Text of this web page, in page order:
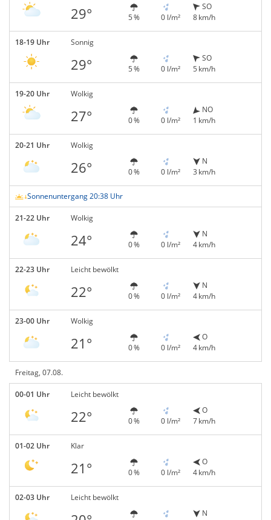
29° 5 % 0 l/m²
SO
8 km/h
18-19 Uhr Sonnig
29° 5 % 0 l/m²
SO
5 km/h
19-20 Uhr Wolkig
27° 0 % 0 l/m²
NO
1 km/h
20-21 Uhr Wolkig
26° 0 % 0 l/m²
N
3 km/h
Sonnenuntergang 20:38 Uhr
21-22 Uhr Wolkig
24° 0 % 0 l/m²
N
4 km/h
22-23 Uhr Leicht bewölkt
22° 0 % 0 l/m²
N
4 km/h
23-00 Uhr Wolkig
21° 0 % 0 l/m²
O
4 km/h
Freitag, 07.08.
00-01 Uhr Leicht bewölkt
22° 0 % 0 l/m²
O
7 km/h
01-02 Uhr Klar
21° 0 % 0 l/m²
O
4 km/h
02-03 Uhr Leicht bewölkt
N